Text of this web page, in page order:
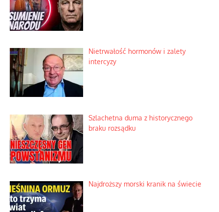
Nietrwałość hormonów i zalety
intercyzy
Szlachetna duma z historycznego
braku rozsądku
Najdroższy morski kranik na świecie